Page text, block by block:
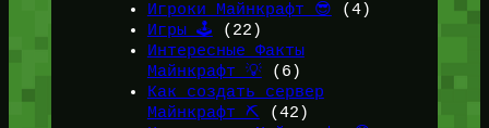
Игроки Майнкрафт 😎 (4)
Игры 🕹️ (22)
Интересные Факты
Майнкрафт 💡(6)
Как создать сервер
Майнкрафт ⛏️ (42)